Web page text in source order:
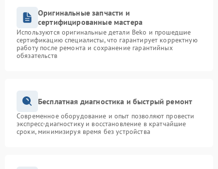
Оригинальные запчасти и
сертифицированные мастера
Используются оригинальные детали Beko и прошедшие
сертификацию специалисты, что гарантирует корректную
работу после ремонта и сохранение гарантийных
обязательств
Бесплатная диагностика и быстрый ремонт
Современное оборудование и опыт позволяют провести
экспресс-диагностику и восстановление в кратчайшие
сроки, минимизируя время без устройства